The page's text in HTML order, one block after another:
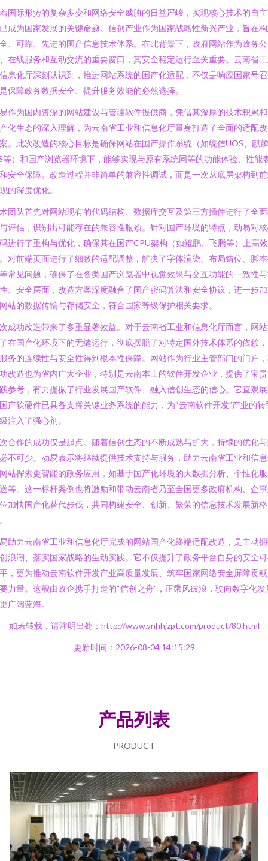
国际形势的复杂多变和网络安全威胁的日益严峻，实现核心技术的自
成为国家发展的关键命题。信创产业作为国家战略性新兴产业，旨在
、可靠、先进的国产信息技术体系。在此背景下，政府网站作为政务公
在线服务和互动交流的重要窗口，其安全稳定运行至关重要。云南省
息化厅深刻认识到，推进网站系统的国产化适配，不仅是响应国家号
保障政务数据安全、提升服务效能的必然选择。
作为国内资深的网站建设与管理软件提供商，凭借其深厚的技术积累
化生态的深入理解，为云南省工业和信息化厅量身打造了全面的适配
。此次改造的核心目标是确保网站在国产操作系统（如统信UOS、麒麟
等）和国产浏览器环境下，能够实现与原有系统同等的功能体验、性能
安全保障。改造过程并非简单的兼容性调试，而是一次从底层架构到
的深度优化。
团队首先对网站现有的代码结构、数据库交互及第三方插件进行了全
评估，识别出可能存在的兼容性瓶颈。针对国产环境的特点，动易对
进行了重构与优化，确保其在国产CPU架构（如鲲鹏、飞腾等）上高
对前端页面进行了细致的适配调整，解决了字体渲染、布局错位、脚
常见问题，确保了在各类国产浏览器中视觉效果与交互功能的一致性
。安全层面，改造方案深度融合了国产密码算法和安全协议，进一步
站的数据传输与存储安全，符合国家等级保护相关要求。
成功改造带来了多重显著效益。对于云南省工业和信息化厅而言，网
在国产化环境下的无缝运行，彻底摆脱了对特定国外技术体系的依赖
务的连续性与安全性得到根本性保障。网站作为行业主管部门的门户
改造也为省内广大企业，特别是云南本土的软件开发企业，提供了宝
参考，有力提振了行业发展国产软件、融入信创生态的信心。它直观
产软硬件已具备支撑关键业务系统的能力，为“云南软件开发”产业的转
注入了强心剂。
合作的成功仅是起点。随着信创生态的不断成熟与扩大，持续的优化
不可少。动易表示将继续提供技术支持与服务，助力云南省工业和信
站探索更智能的政务应用，如基于国产化环境的大数据分析、个性化
等。这一标杆案例也将激励和带动云南省乃至全国更多政府机构、企
加快国产化替代步伐，共同构建安全、创新、繁荣的信息技术发展新格
助力云南省工业和信息化厅完成的网站国产化终端适配改造，是主动
浪潮、落实国家战略的生动实践。它不仅提升了政务平台自身的安全
，更为推动云南软件开发产业高质量发展、筑牢国家网络安全屏障贡
力量。这艘由政企携手打造的“信创之舟”，正乘风破浪，驶向数字化发
广阔蓝海。
如若转载，请注明出处：http://www.ynhhjzpt.com/product/80.html
更新时间：2026-08-04 14:15:29
产品列表
PRODUCT